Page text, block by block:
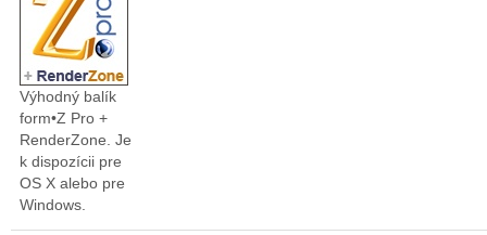
Výhodný balík
form•Z Pro +
RenderZone. Je
k dispozícii pre
OS X alebo pre
Windows.